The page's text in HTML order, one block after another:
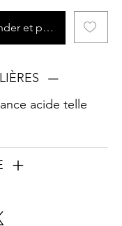
et payer
acide telle